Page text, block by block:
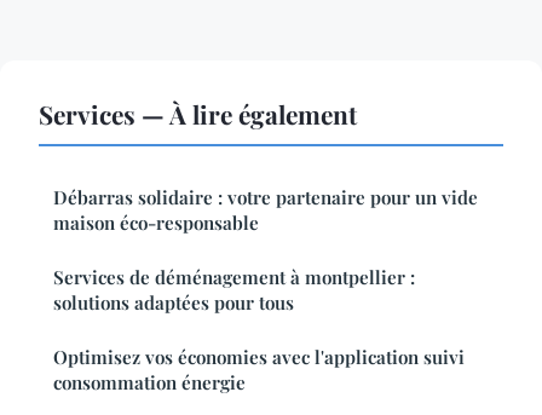
Services — À lire également
Débarras solidaire : votre partenaire pour un vide
maison éco-responsable
Services de déménagement à montpellier :
solutions adaptées pour tous
Optimisez vos économies avec l'application suivi
consommation énergie